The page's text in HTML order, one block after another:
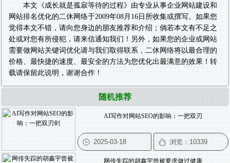
本文《成长就是孤寂等待的过程》由专业从事企业网站建设和
网站排名优化的二休网络于2009年08月16日所收集或撰写。如果您
觉得本文不错，请向您身边的朋友推荐和介绍；倘若本文有不足之
处或对您有所侵犯，请来信通知我们！另外，如果您的企业或网站
需要做网站关键词优化请与我们取得联系，二休网络将以最合理的
价格、最快捷的速度、最安全的方法为您优化出最满意的效果！转
载请保留此说明，谢谢合作！
随机推荐
AI写作对网站SEO的影响：一把双刃
网传失踪的胡鑫宇曾被要求做过健康